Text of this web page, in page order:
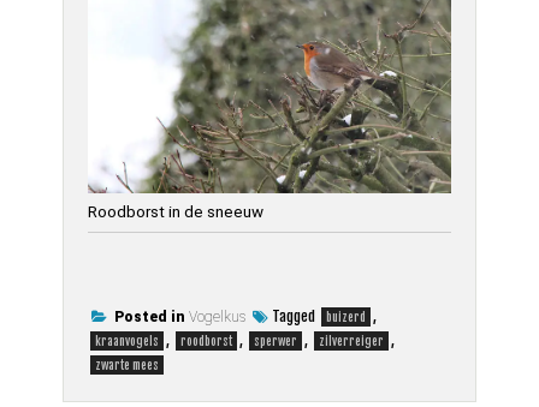
Roodborst in de sneeuw
Posted in Vogelkus Tagged buizerd ,
kraanvogels , roodborst , sperwer , zilverreiger ,
zwarte mees